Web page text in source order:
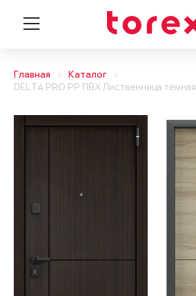
Главная
Каталог
DELTA PRO PP ПВХ Лиственница темная